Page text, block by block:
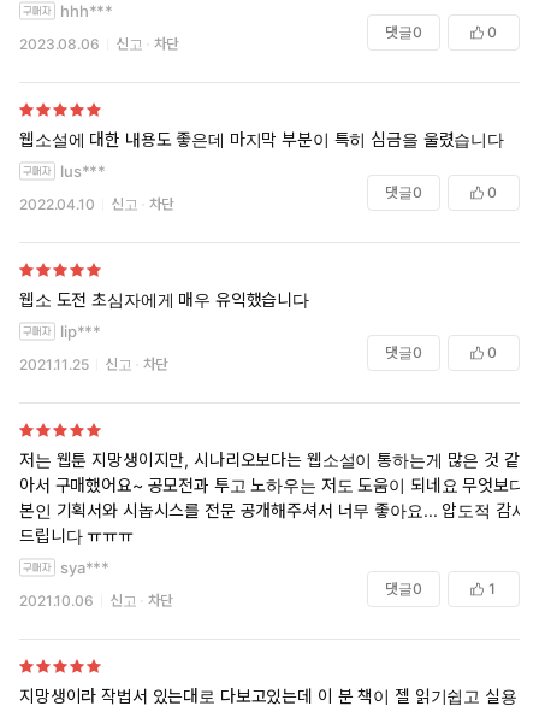
hhh***
2023.08.06 신고 차단
댓글0 0
웹소설에 대한 내용도 좋은데 마지막 부분이 특히 심금을 울렸습니다
lus***
2022.04.10 신고 차단
댓글0 0
웹소 도전 초심자에게 매우 유익했습니다
lip***
2021.11.25 신고 차단
댓글0 0
저는 웹툰 지망생이지만, 시나리오보다는 웹소설이 통하는게 많은 것 같
아서 구매했어요~ 공모전과 투고 노하우는 저도 도움이 되네요 무엇보다
본인 기획서와 시놉시스를 전문 공개해주셔서 너무 좋아요... 압도적 감사
드립니다 ㅠㅠㅠ
sya***
2021.10.06 신고 차단
댓글0 1
지망생이라 작법서 있는대로 다보고있는데 이 분 책이 젤 읽기쉽고 실용